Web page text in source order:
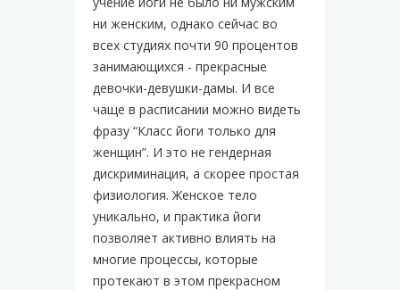
ни женским, однако сейчас во
всех студиях почти 90 процентов
занимающихся - прекрасные
девочки-девушки-дамы. И все
чаще в расписании можно видеть
фразу “Класс йоги только для
женщин”. И это не гендерная
дискриминация, а скорее простая
физиология. Женское тело
уникально, и практика йоги
позволяет активно влиять на
многие процессы, которые
протекают в этом прекрасном